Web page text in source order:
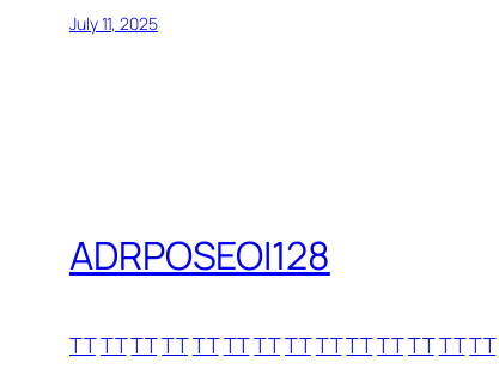
July 11, 2025
ADRPOSEOI128
TTTTTTTTTTTTTTTTTTTTTTTTTTTT